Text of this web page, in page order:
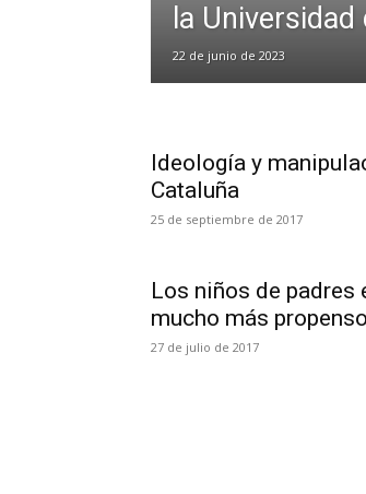
la
22 de junio de 2023
Ideología y
Cataluña
25 de septiembre de 2017
Los niños de padres
mucho más
27 de julio de 2017